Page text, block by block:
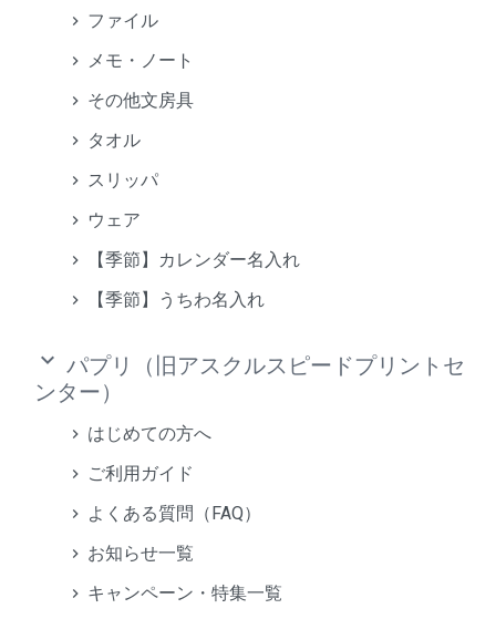
ファイル
メモ・ノート
その他文房具
タオル
スリッパ
ウェア
【季節】カレンダー名入れ
【季節】うちわ名入れ
keyboard_arrow_down パプリ（旧アスクルスピードプリントセ
ンター）
はじめての方へ
ご利用ガイド
よくある質問（FAQ）
お知らせ一覧
キャンペーン・特集一覧